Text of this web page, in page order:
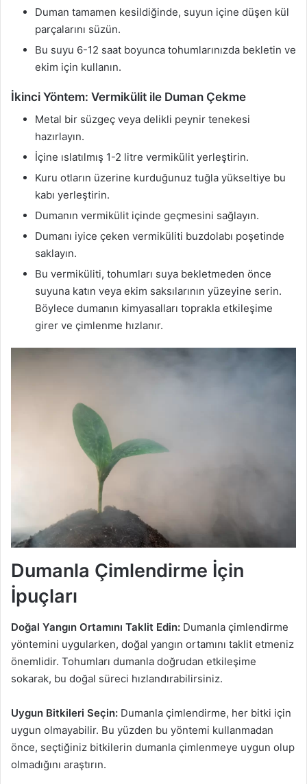
Duman tamamen kesildiğinde, suyun içine düşen kül
parçalarını süzün.
Bu suyu 6-12 saat boyunca tohumlarınızda bekletin ve
ekim için kullanın.
İkinci Yöntem: Vermikülit ile Duman Çekme
Metal bir süzgeç veya delikli peynir tenekesi
hazırlayın.
İçine ıslatılmış 1-2 litre vermikülit yerleştirin.
Kuru otların üzerine kurduğunuz tuğla yükseltiye bu
kabı yerleştirin.
Dumanın vermikülit içinde geçmesini sağlayın.
Dumanı iyice çeken vermiküliti buzdolabı poşetinde
saklayın.
Bu vermiküliti, tohumları suya bekletmeden önce
suyuna katın veya ekim saksılarının yüzeyine serin.
Böylece dumanın kimyasalları toprakla etkileşime
girer ve çimlenme hızlanır.
Dumanla Çimlendirme İçin
İpuçları
Doğal Yangın Ortamını Taklit Edin: Dumanla çimlendirme
yöntemini uygularken, doğal yangın ortamını taklit etmeniz
önemlidir. Tohumları dumanla doğrudan etkileşime
sokarak, bu doğal süreci hızlandırabilirsiniz.
Uygun Bitkileri Seçin: Dumanla çimlendirme, her bitki için
uygun olmayabilir. Bu yüzden bu yöntemi kullanmadan
önce, seçtiğiniz bitkilerin dumanla çimlenmeye uygun olup
olmadığını araştırın.